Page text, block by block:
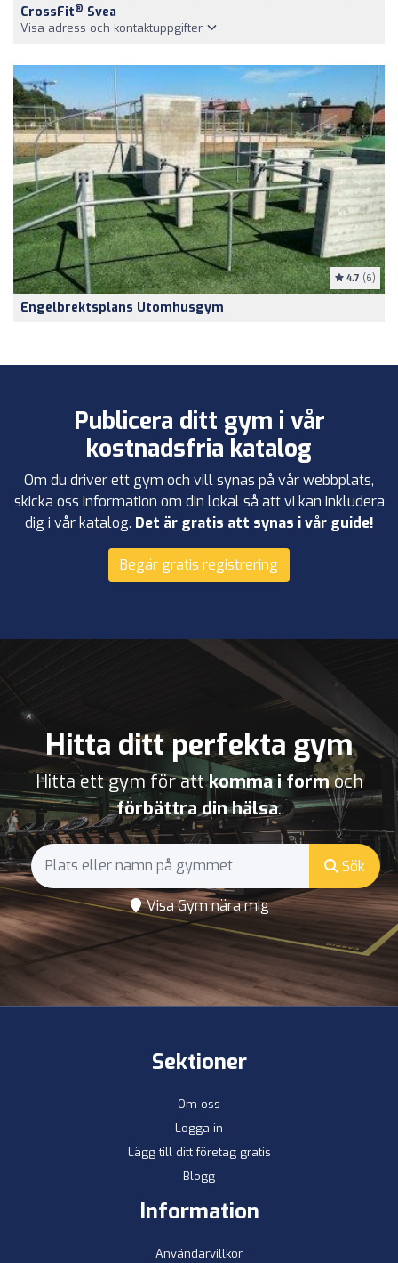
CrossFit® Svea
Visa adress och kontaktuppgifter
4.7 (6)
Engelbrektsplans Utomhusgym
Publicera ditt gym i vår
kostnadsfria katalog
Om du driver ett gym och vill synas på vår webbplats,
skicka oss information om din lokal så att vi kan inkludera
dig i vår katalog. Det är gratis att synas i vår guide!
Begär gratis registrering
Hitta ditt perfekta gym
Hitta ett gym för attkomma i formoch
förbättra din hälsa.
Sök
Visa Gym nära mig
Sektioner
Om oss
Logga in
Lägg till ditt företag gratis
Blogg
Information
Användarvillkor